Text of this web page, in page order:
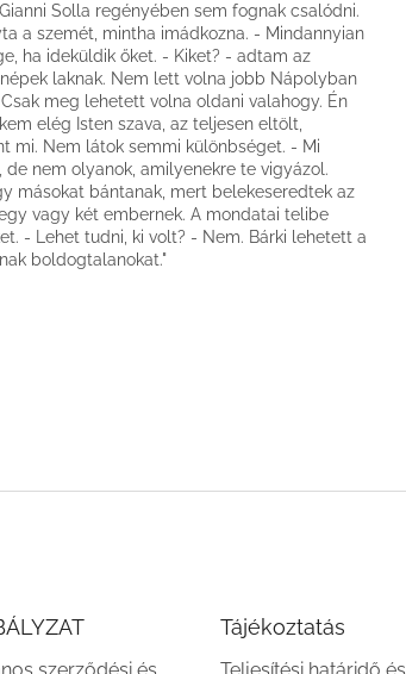
Solla regényében sem fognak csalódni.
a szemét, mintha imádkozna. - Mindannyian
ha ideküldik őket. - Kiket? - adtam az
laknak. Nem lett volna jobb Nápolyban
meg lehetett volna oldani valahogy. Én
elég Isten szava, az teljesen eltölt,
mi. Nem látok semmi különbséget. - Mi
nem olyanok, amilyenekre te vigyázol.
másokat bántanak, mert belekeseredtek az
vagy két embernek. A mondatai telibe
- Lehet tudni, ki volt? - Nem. Bárki lehetett a
boldogtalanokat."
Tájékoztatás